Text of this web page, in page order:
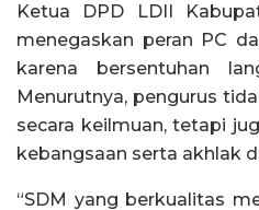
Ketua DPD LDII
menegaskan peran PC
karena bersentuhan
Menurutnya, pengurus
secara keilmuan, tetapi
kebangsaan serta akhlak
“SDM yang berkualitas